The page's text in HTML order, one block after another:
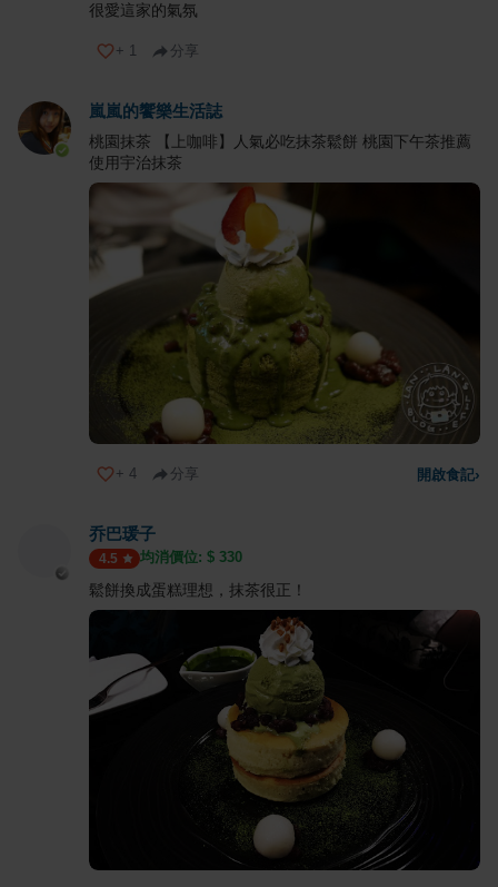
很愛這家的氣氛
+ 1 分享
嵐嵐的饗樂生活誌
桃園抹茶 【上咖啡】人氣必吃抹茶鬆餅 桃園下午茶推薦
使用宇治抹茶
+ 4 分享 開啟食記›
乔巴瑗子
4.5 均消價位: $ 330
鬆餅換成蛋糕理想，抹茶很正！